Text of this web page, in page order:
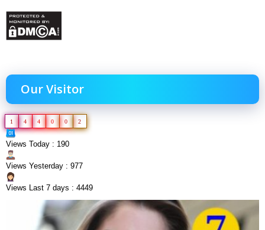
Our Visitor
1 4 4 0 0 2
Views Today : 190
Views Yesterday : 977
Views Last 7 days : 4449